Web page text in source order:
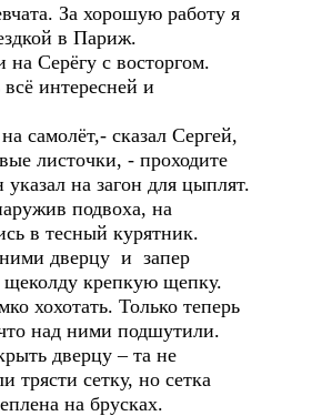
За хорошую работу я
в Париж.
на Серёгу с восторгом.
интересней и
самолёт,- сказал Сергей,
листочки, - проходите
на загон для цыплят.
подвоха, на
в тесный курятник.
ними дверцу и запер
щеколду крепкую щепку.
хохотать. Только теперь
над ними подшутили.
дверцу – та не
трясти сетку, но сетка
на брусках.